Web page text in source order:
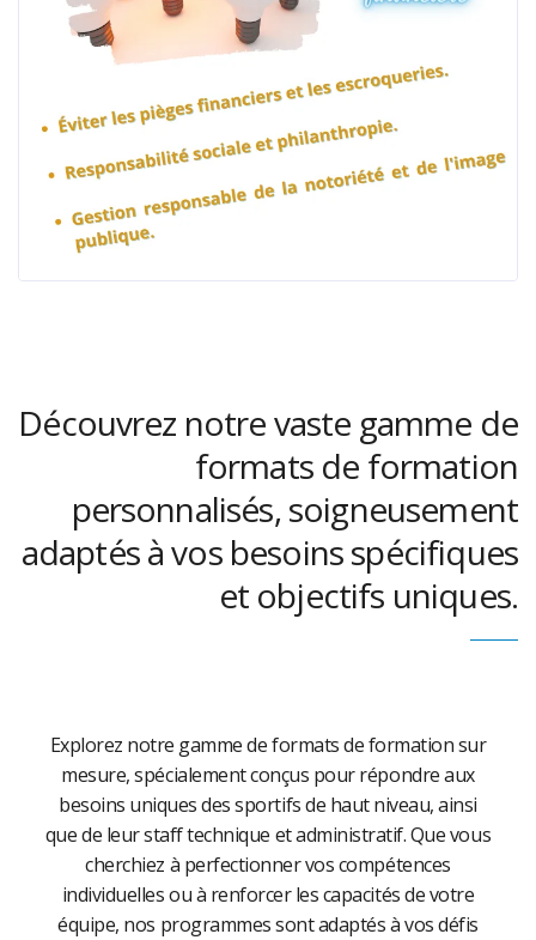
Découvrez notre vaste gamme de
formats de formation
personnalisés, soigneusement
adaptés à vos besoins spécifiques
et objectifs uniques.
Explorez notre gamme de formats de formation sur
mesure, spécialement conçus pour répondre aux
besoins uniques des sportifs de haut niveau, ainsi
que de leur staff technique et administratif. Que vous
cherchiez à perfectionner vos compétences
individuelles ou à renforcer les capacités de votre
équipe, nos programmes sont adaptés à vos défis